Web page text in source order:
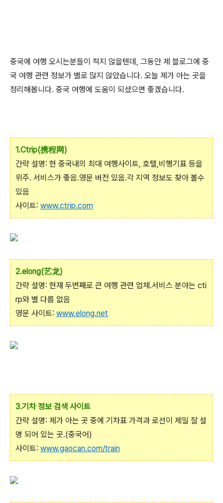
중국에 여행 오시는분들이 적지 않을텐데, 그동안 제 블로그에 중
국 여행 관련 정보가 별로 많지 않았습니다. 오늘 제가 아는 곳을
정리해봅니다. 중국 여행에 도움이 되셨으면 좋겠습니다.
1.Ctrip(携程网)
간략 설명: 현 중국내의 최대 여행사이트, 호텔,비행기표 등을
위주. 서비스가 좋음.영문 버전 있음.각 지역 정보도 찾아 볼수
있음
사이트: www.ctrip.com
2.elong(艺龙)
간략 설명: 현재 두번째로 큰 여행 관련 업체.서비스 분야는 cti
rp와 별 다름 없음
영문 사이트: www.elong.net
3.기차 정보 검색 사이트
간략 설명: 제가 아는 곳 중에 기차표 가격과 로선이 제일 잘 설
명 되어 있는 곳.(중국어)
사이트: www.gaocan.com/train